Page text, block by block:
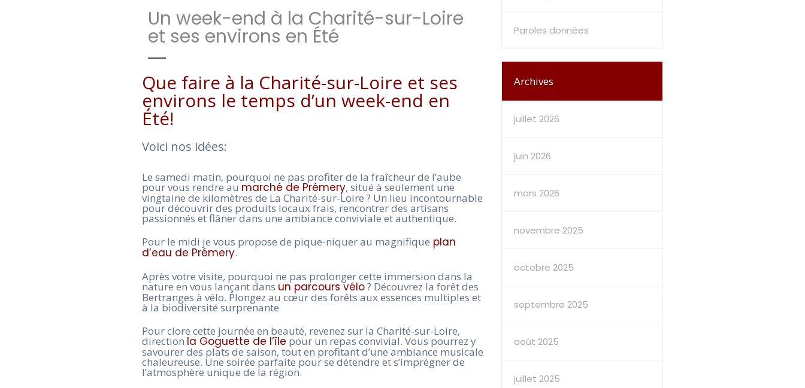
Un week-end à la Charité-sur-Loire
et ses environs en Été
Que faire à la Charité-sur-Loire et ses
environs le temps d’un week-end en
Été!
Voici nos idées:
Le samedi matin, pourquoi ne pas profiter de la fraîcheur de l’aube
pour vous rendre au marché de Prémery, situé à seulement une
vingtaine de kilomètres de La Charité-sur-Loire ? Un lieu incontournable
pour découvrir des produits locaux frais, rencontrer des artisans
passionnés et flâner dans une ambiance conviviale et authentique.
Pour le midi je vous propose de pique-niquer au magnifique plan
d’eau de Prémery.
Après votre visite, pourquoi ne pas prolonger cette immersion dans la
nature en vous lançant dans un parcours vélo? Découvrez la forêt des
Bertranges à vélo. Plongez au cœur des forêts aux essences multiples et
à la biodiversité surprenante
Pour clore cette journée en beauté, revenez sur la Charité-sur-Loire,
direction la Goguette de l’île pour un repas convivial. Vous pourrez y
savourer des plats de saison, tout en profitant d’une ambiance musicale
chaleureuse. Une soirée parfaite pour se détendre et s’imprégner de
l’atmosphère unique de la région.
Paroles données
Archives
juillet 2026
juin 2026
mars 2026
novembre 2025
octobre 2025
septembre 2025
août 2025
juillet 2025